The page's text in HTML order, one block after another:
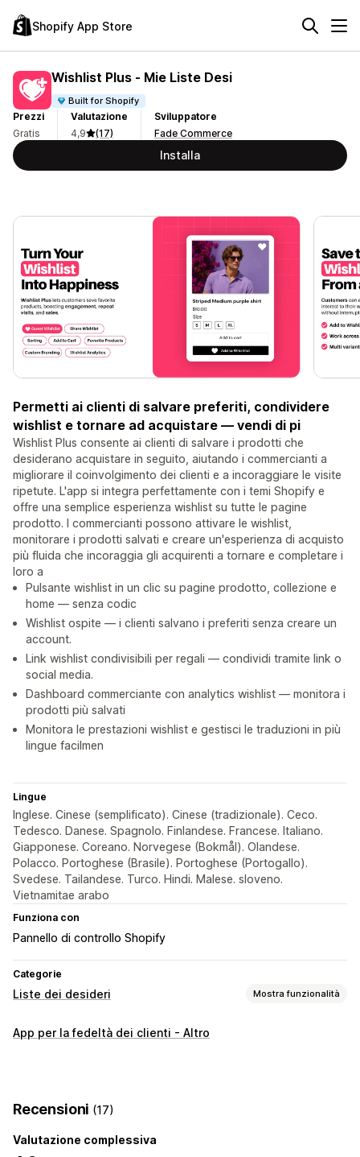
Shopify App Store
Wishlist Plus ‑ Mie Liste Desi
Built for Shopify
Prezzi
Gratis
Valutazione
4,9
(17)
Sviluppatore
Fade Commerce
Installa
Permetti ai clienti di salvare preferiti, condividere
wishlist e tornare ad acquistare — vendi di pi
Wishlist Plus consente ai clienti di salvare i prodotti che
desiderano acquistare in seguito, aiutando i commercianti a
migliorare il coinvolgimento dei clienti e a incoraggiare le visite
ripetute. L'app si integra perfettamente con i temi Shopify e
offre una semplice esperienza wishlist su tutte le pagine
prodotto. I commercianti possono attivare le wishlist,
monitorare i prodotti salvati e creare un'esperienza di acquisto
più fluida che incoraggia gli acquirenti a tornare e completare i
loro a
Pulsante wishlist in un clic su pagine prodotto, collezione e
home — senza codic
Wishlist ospite — i clienti salvano i preferiti senza creare un
account.
Link wishlist condivisibili per regali — condividi tramite link o
social media.
Dashboard commerciante con analytics wishlist — monitora i
prodotti più salvati
Monitora le prestazioni wishlist e gestisci le traduzioni in più
lingue facilmen
Lingue
Inglese. Cinese (semplificato). Cinese (tradizionale). Ceco.
Tedesco. Danese. Spagnolo. Finlandese. Francese. Italiano.
Giapponese. Coreano. Norvegese (Bokmål). Olandese.
Polacco. Portoghese (Brasile). Portoghese (Portogallo).
Svedese. Tailandese. Turco. Hindi. Malese. sloveno.
Vietnamitae arabo
Funziona con
Pannello di controllo Shopify
Categorie
Liste dei desideri Mostra funzionalità
Tipi di liste
Gestione delle liste
Aggiungi al carrello Analisi delle conversioni
App per la fedeltà dei clienti - Altro
Recensioni (17)
Valutazione complessiva